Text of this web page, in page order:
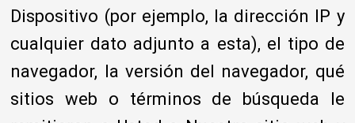
Dispositivo (por ejemplo, la dirección IP y
cualquier dato adjunto a esta), el tipo de
navegador, la versión del navegador, qué
sitios web o términos de búsqueda le